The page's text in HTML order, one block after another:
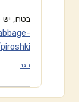
בטח, יש
piroshki/
הגב